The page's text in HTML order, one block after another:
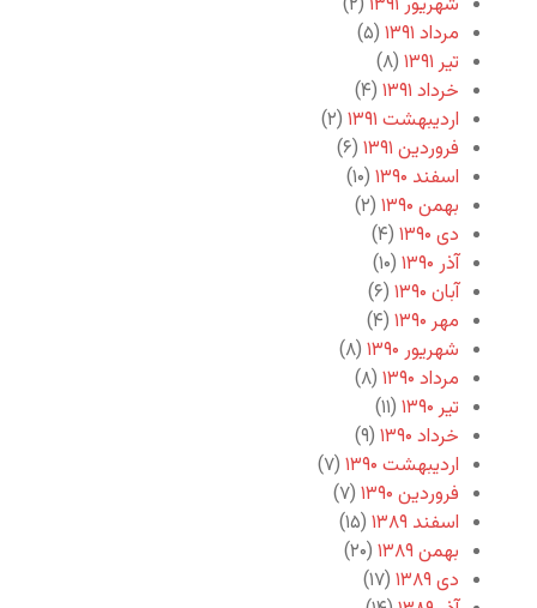
مرداد ۱۳۹۱
(۵)
تیر ۱۳۹۱
(۸)
خرداد ۱۳۹۱
(۴)
اردیبهشت ۱۳۹۱
(۲)
فروردین ۱۳۹۱
(۶)
اسفند ۱۳۹۰
(۱۰)
بهمن ۱۳۹۰
(۲)
دی ۱۳۹۰
(۴)
آذر ۱۳۹۰
(۱۰)
آبان ۱۳۹۰
(۶)
مهر ۱۳۹۰
(۴)
شهریور ۱۳۹۰
(۸)
مرداد ۱۳۹۰
(۸)
تیر ۱۳۹۰
(۱۱)
خرداد ۱۳۹۰
(۹)
اردیبهشت ۱۳۹۰
(۷)
فروردین ۱۳۹۰
(۷)
اسفند ۱۳۸۹
(۱۵)
بهمن ۱۳۸۹
(۲۰)
دی ۱۳۸۹
(۱۷)